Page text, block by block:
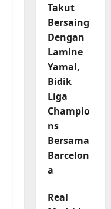
Takut
Bersaing
Dengan
Lamine
Yamal,
Bidik
Liga
Champio
ns
Bersama
Barcelon
a
Real